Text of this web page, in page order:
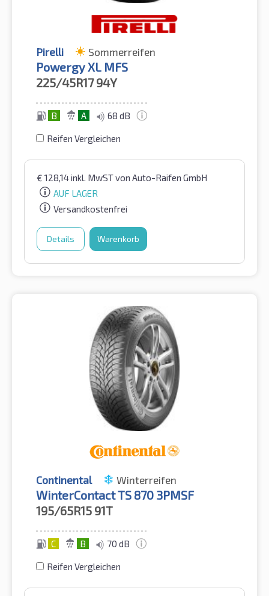
Pirelli Sommerreifen
Powergy XL MFS
225/45R17 94Y
B A 68 dB
Reifen Vergleichen
€ 128,14inkl. MwSTvon Auto-Raifen GmbH
AUF LAGER
Versandkostenfrei
Details Warenkorb
Continental Winterreifen
WinterContact TS 870 3PMSF
195/65R15 91T
C B 70 dB
Reifen Vergleichen